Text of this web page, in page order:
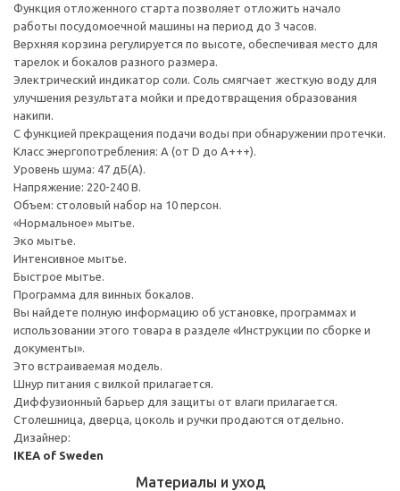
Функция отложенного старта позволяет отложить начало
работы посудомоечной машины на период до 3 часов.
Верхняя корзина регулируется по высоте, обеспечивая место для
тарелок и бокалов разного размера.
Электрический индикатор соли. Соль смягчает жесткую воду для
улучшения результата мойки и предотвращения образования
накипи.
С функцией прекращения подачи воды при обнаружении протечки.
Класс энергопотребления: А (от D до A+++).
Уровень шума: 47 дБ(А).
Напряжение: 220-240 В.
Объем: столовый набор на 10 персон.
«Нормальное» мытье.
Эко мытье.
Интенcивное мытье.
Быстрое мытье.
Программа для винных бокалов.
Вы найдете полную информацию об установке, программах и
использовании этого товара в разделе «Инструкции по сборке и
документы».
Это встраиваемая модель.
Шнур питания с вилкой прилагается.
Диффузионный барьер для защиты от влаги прилагается.
Столешница, дверца, цоколь и ручки продаются отдельно.
Дизайнер:
IKEA of Sweden
Материалы и уход